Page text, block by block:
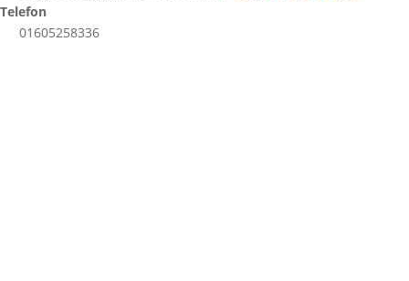
Telefon
01605258336